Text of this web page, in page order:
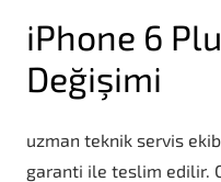
iPhone 6
Değişimi
uzman teknik servis
garanti ile teslim edilir.